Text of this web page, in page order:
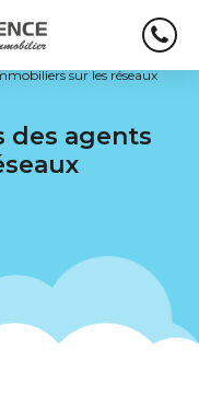
sur les réseaux
des agents